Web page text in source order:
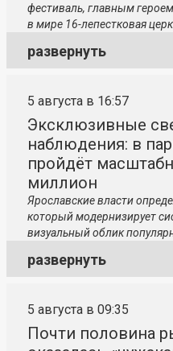
фестиваль, главным
в мире 16-лепестковая
развернуть
5 августа в 16:57
Эксклюзивные
наблюдения: в
пройдёт
миллион
Ярославские власти
который модернизирует
визуальный облик
развернуть
5 августа в 09:35
Почти половина